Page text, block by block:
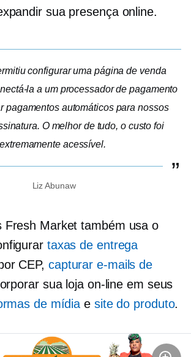
sua presença online.
configurar uma página de venda
la a um processador de pagamento
pagamentos automáticos para nossos
O melhor de tudo, o custo foi
extremamente acessível.
Liz Abunaw
Fresh Market também usa o
taxas de entrega
CEP, capturar e-mails de
sua loja on-line em seus
de mídiae site do produto.